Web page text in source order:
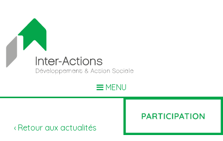
MENU
‹ Retour aux actualités